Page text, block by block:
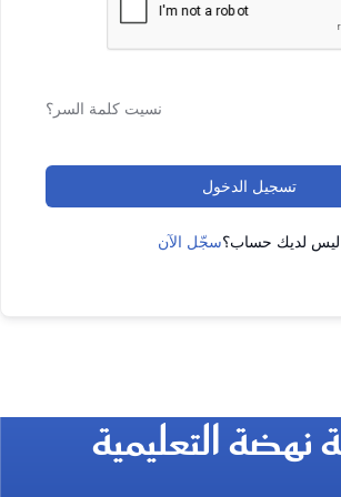
نسيت كلمة السر؟
تسجيل الدخول
ليس لديك حساب؟سجّل الآن
التعليمية